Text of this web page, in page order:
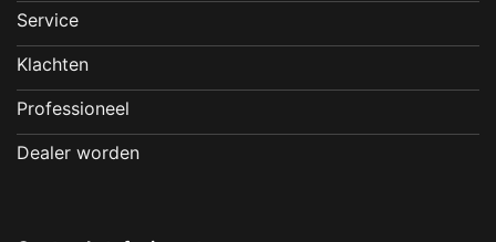
Service
Klachten
Professioneel
Dealer worden